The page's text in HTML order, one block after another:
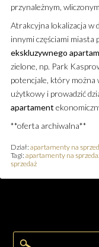
przynależnym,
Atrakcyjna lokalizacja w
innymi częściami
ekskluzywnego
zielone, np. Park
potencjale, który można
użytkowy i prowadzić
apartament
**oferta archiwalna**
Dział: apartamenty na
Tagi: apartamenty na
sprzedaż